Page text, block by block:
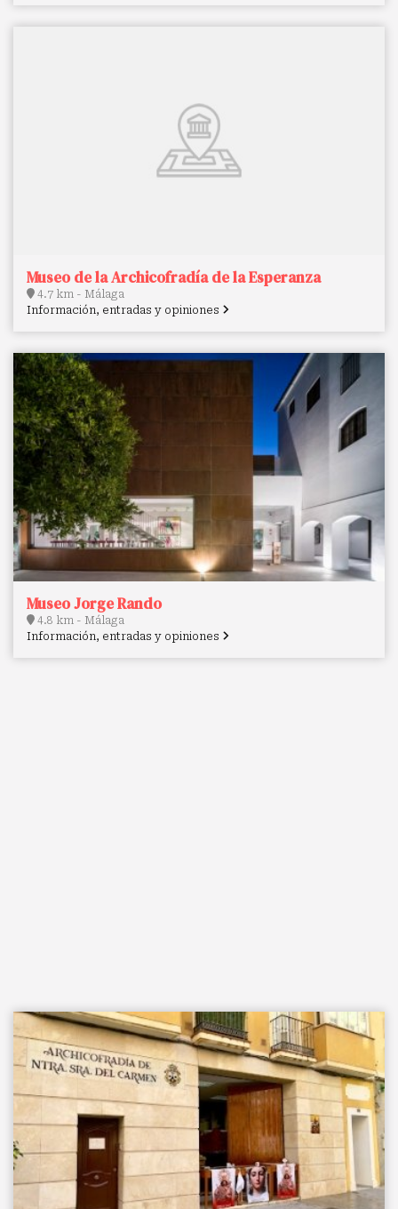
Museo de la Archicofradía de la Esperanza
4.7 km - Málaga
Información, entradas y opiniones
Museo Jorge Rando
4.8 km - Málaga
Información, entradas y opiniones